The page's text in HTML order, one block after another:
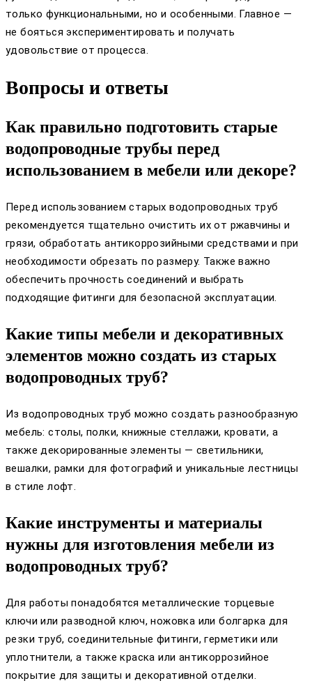
только функциональными, но и особенными. Главное —
не бояться экспериментировать и получать
удовольствие от процесса.
Вопросы и ответы
Как правильно подготовить старые
водопроводные трубы перед
использованием в мебели или декоре?
Перед использованием старых водопроводных труб
рекомендуется тщательно очистить их от ржавчины и
грязи, обработать антикоррозийными средствами и при
необходимости обрезать по размеру. Также важно
обеспечить прочность соединений и выбрать
подходящие фитинги для безопасной эксплуатации.
Какие типы мебели и декоративных
элементов можно создать из старых
водопроводных труб?
Из водопроводных труб можно создать разнообразную
мебель: столы, полки, книжные стеллажи, кровати, а
также декорированные элементы — светильники,
вешалки, рамки для фотографий и уникальные лестницы
в стиле лофт.
Какие инструменты и материалы
нужны для изготовления мебели из
водопроводных труб?
Для работы понадобятся металлические торцевые
ключи или разводной ключ, ножовка или болгарка для
резки труб, соединительные фитинги, герметики или
уплотнители, а также краска или антикоррозийное
покрытие для защиты и декоративной отделки.